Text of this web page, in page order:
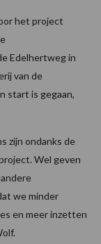
het project
Edelhertweg in
van de
start is gegaan,
zijn ondanks de
Wel geven
we minder
en meer inzetten